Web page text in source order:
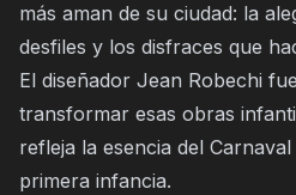
más aman de su ciudad: la
desfiles y los disfraces que
El diseñador Jean Robechi
transformar esas obras
refleja la esencia del
primera infancia.